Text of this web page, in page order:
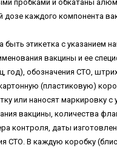
пробками и обкатаны
каждого компонента
этикетка с указанием
вакцины и ее
год), обозначения СТО,
(пластиковую)
или наносят маркировку с
вакцины, количества
контроля, даты
СТО. В каждую коробку